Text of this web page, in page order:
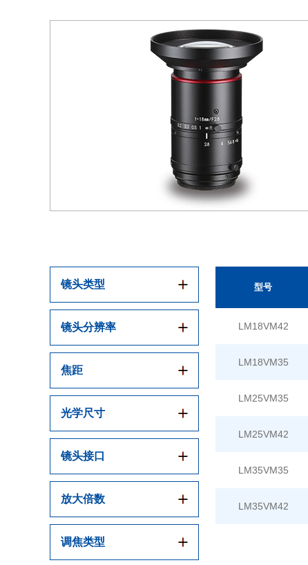
镜头类型
镜头分辨率
焦距
光学尺寸
镜头接口
放大倍数
调焦类型
型号
LM18VM42
LM18VM35
LM25VM35
LM25VM42
LM35VM35
LM35VM42